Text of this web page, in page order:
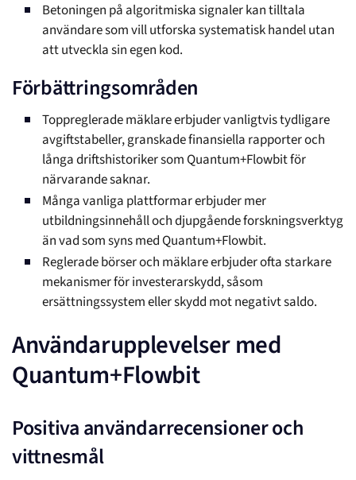
Betoningen på algoritmiska signaler kan tilltala
användare som vill utforska systematisk handel utan
att utveckla sin egen kod.
Förbättringsområden
Toppreglerade mäklare erbjuder vanligtvis tydligare
avgiftstabeller, granskade finansiella rapporter och
långa driftshistoriker som Quantum+Flowbit för
närvarande saknar.
Många vanliga plattformar erbjuder mer
utbildningsinnehåll och djupgående forskningsverktyg
än vad som syns med Quantum+Flowbit.
Reglerade börser och mäklare erbjuder ofta starkare
mekanismer för investerarskydd, såsom
ersättningssystem eller skydd mot negativt saldo.
Användarupplevelser med
Quantum+Flowbit
Positiva användarrecensioner och
vittnesmål